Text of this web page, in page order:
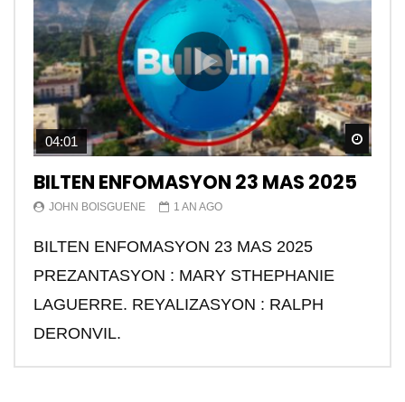
04:01
BILTEN ENFOMASYON 23 MAS 2025
JOHN BOISGUENE 1 AN AGO
BILTEN ENFOMASYON 23 MAS 2025
PREZANTASYON : MARY STHEPHANIE
LAGUERRE. REYALIZASYON : RALPH
DERONVIL.